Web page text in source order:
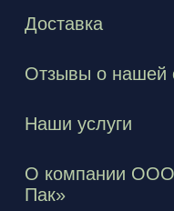
Доставка
Отзывы о нашей
Наши услуги
О компании
Пак»